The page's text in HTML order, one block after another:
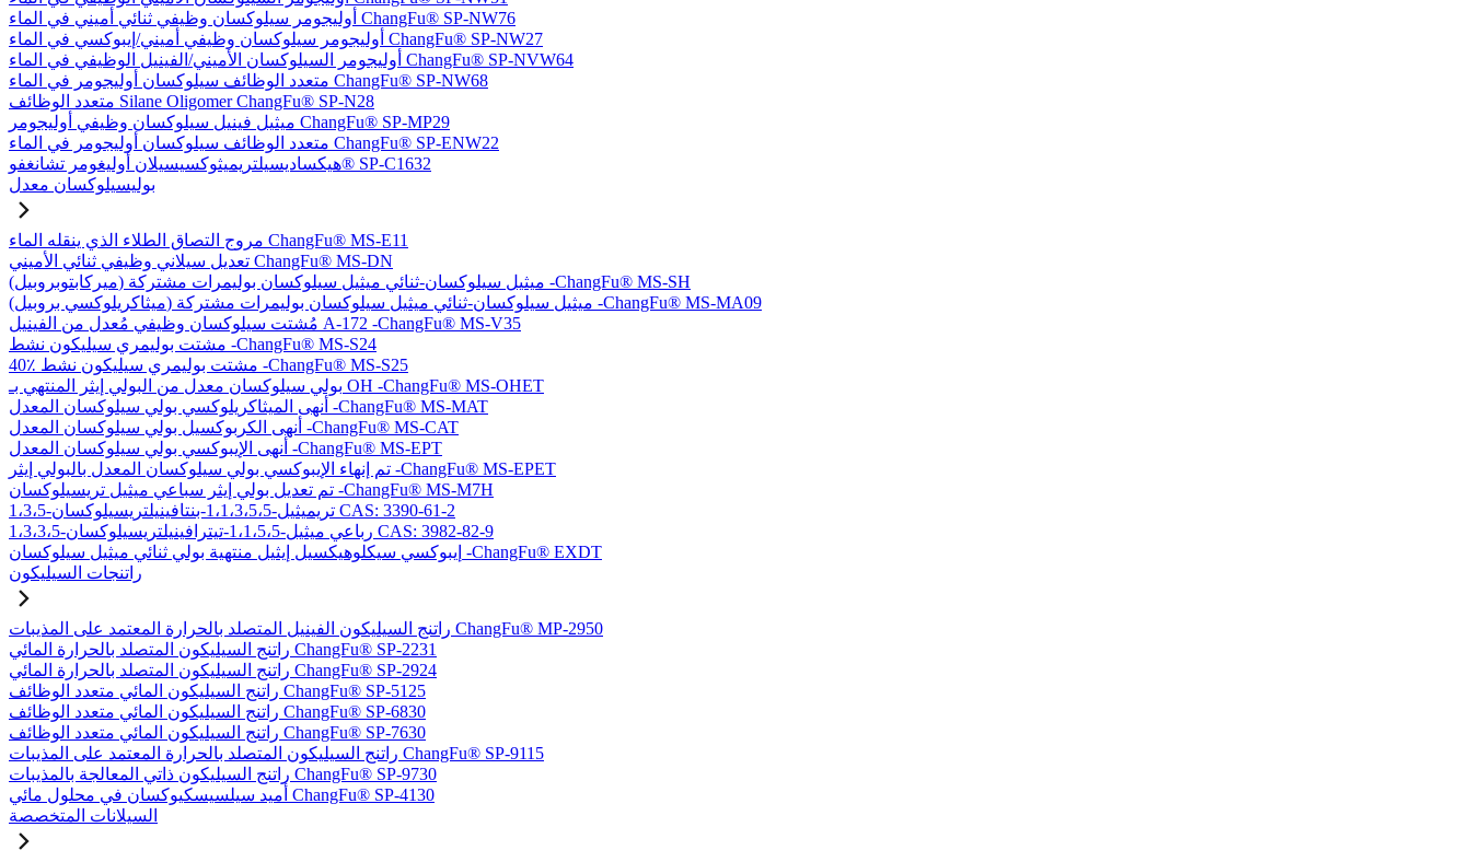
أوليجومر سيلوكسان وظيفي ثنائي أميني في الماء ChangFu® SP-NW76
أوليجومر سيلوكسان وظيفي أميني/إيبوكسي في الماء ChangFu® SP-NW27
أوليجومر السيلوكسان الأميني/الفينيل الوظيفي في الماء ChangFu® SP-NVW64
متعدد الوظائف سيلوكسان أوليجومر في الماء ChangFu® SP-NW68
متعدد الوظائف Silane Oligomer ChangFu® SP-N28
ميثيل فينيل سيلوكسان وظيفي أوليجومر ChangFu® SP-MP29
متعدد الوظائف سيلوكسان أوليجومر في الماء ChangFu® SP-ENW22
هيكساديسيلتريميثوكسيسيلان أوليغومر تشانغفو® SP-C1632
بوليسيلوكسان معدل
مروج التصاق الطلاء الذي ينقله الماء ChangFu® MS-E11
تعديل سيلاني وظيفي ثنائي الأميني ChangFu® MS-DN
(ميركابتوبروبيل) ميثيل سيلوكسان-ثنائي ميثيل سيلوكسان بوليمرات مشتركة -ChangFu® MS-SH
(ميثاكريلوكسي بروبيل) ميثيل سيلوكسان-ثنائي ميثيل سيلوكسان بوليمرات مشتركة -ChangFu® MS-MA09
مُشتت سيلوكسان وظيفي مُعدل من الفينيل A-172 -ChangFu® MS-V35
مشتت بوليمري سيليكون نشط -ChangFu® MS-S24
40٪ مشتت بوليمري سيليكون نشط -ChangFu® MS-S25
بولي سيلوكسان معدل من البولي إيثر المنتهي بـ OH -ChangFu® MS-OHET
أنهى الميثاكريلوكسي بولي سيلوكسان المعدل -ChangFu® MS-MAT
أنهى الكربوكسيل بولي سيلوكسان المعدل -ChangFu® MS-CAT
أنهى الإيبوكسي بولي سيلوكسان المعدل -ChangFu® MS-EPT
تم إنهاء الإيبوكسي بولي سيلوكسان المعدل بالبولي إيثر -ChangFu® MS-EPET
تم تعديل بولي إيثر سباعي ميثيل تريسيلوكسان -ChangFu® MS-M7H
1،3،5-تريميثيل-1،1،3،5،5-بنتافينيلتريسيلوكسان CAS: 3390-61-2
1،3،3،5-رباعي ميثيل-1،1،5،5-تيترافينيلتريسيلوكسان CAS: 3982-82-9
إيبوكسي سيكلوهيكسيل إيثيل منتهية بولي ثنائي ميثيل سيلوكسان -ChangFu® EXDT
راتنجات السيليكون
راتنج السيليكون الفينيل المتصلد بالحرارة المعتمد على المذيبات ChangFu® MP-2950
راتنج السيليكون المتصلد بالحرارة المائي ChangFu® SP-2231
راتنج السيليكون المتصلد بالحرارة المائي ChangFu® SP-2924
راتنج السيليكون المائي متعدد الوظائف ChangFu® SP-5125
راتنج السيليكون المائي متعدد الوظائف ChangFu® SP-6830
راتنج السيليكون المائي متعدد الوظائف ChangFu® SP-7630
راتنج السيليكون المتصلد بالحرارة المعتمد على المذيبات ChangFu® SP-9115
راتنج السيليكون ذاتي المعالجة بالمذيبات ChangFu® SP-9730
أميد سيلسيسكيوكسان في محلول مائي ChangFu® SP-4130
السيلانات المتخصصة